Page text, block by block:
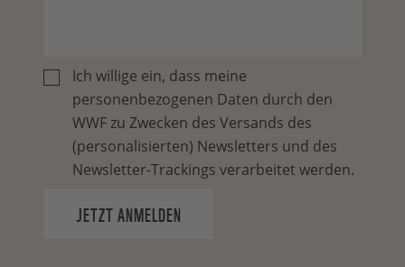
Ich willige ein, dass meine
personenbezogenen Daten durch den
WWF zu Zwecken des Versands des
(personalisierten) Newsletters und des
Newsletter-Trackings verarbeitet werden.
JETZT ANMELDEN